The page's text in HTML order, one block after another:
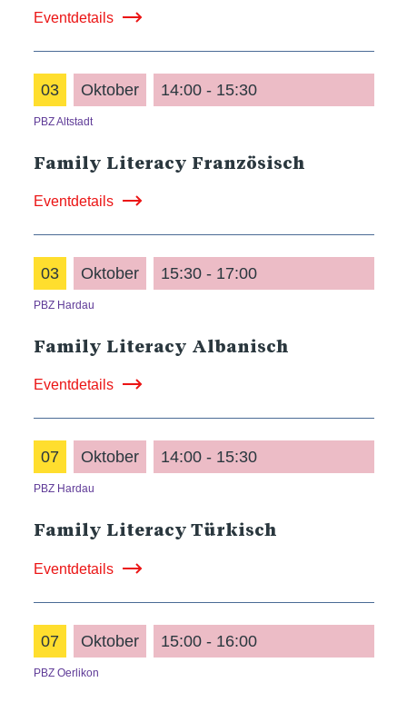
Eventdetails
03 Oktober 14:00 - 15:30
PBZ Altstadt
Family Literacy Französisch
Eventdetails
03 Oktober 15:30 - 17:00
PBZ Hardau
Family Literacy Albanisch
Eventdetails
07 Oktober 14:00 - 15:30
PBZ Hardau
Family Literacy Türkisch
Eventdetails
07 Oktober 15:00 - 16:00
PBZ Oerlikon